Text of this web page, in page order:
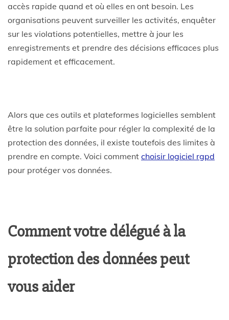
accès rapide quand et où elles en ont besoin. Les
organisations peuvent surveiller les activités, enquêter
sur les violations potentielles, mettre à jour les
enregistrements et prendre des décisions efficaces plus
rapidement et efficacement.
Alors que ces outils et plateformes logicielles semblent
être la solution parfaite pour régler la complexité de la
protection des données, il existe toutefois des limites à
prendre en compte. Voici comment choisir logiciel rgpd
pour protéger vos données.
Comment votre délégué à la
protection des données peut
vous aider